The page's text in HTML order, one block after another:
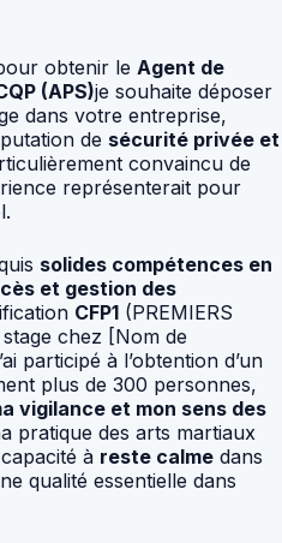
obtenir le Agent de
(APS)je souhaite déposer
dans votre entreprise,
de sécurité privée et
convaincu de
représenterait pour
solides compétences en
et gestion des
CFP1 (PREMIERS
chez [Nom de
participé à l’obtention d’un
plus de 300 personnes,
vigilance et mon sens des
pratique des arts martiaux
à reste calme dans
qualité essentielle dans